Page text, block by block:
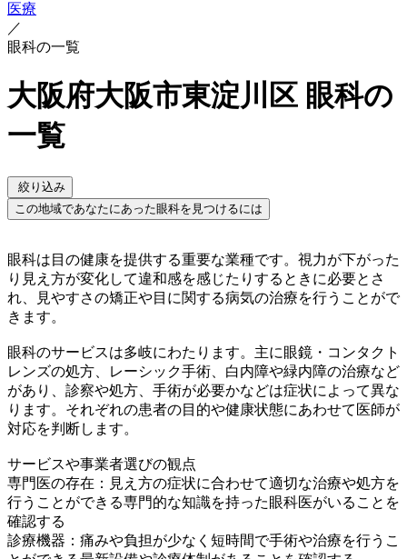
医療
／
眼科の一覧
大阪府大阪市東淀川区 眼科の
一覧
絞り込み
この地域であなたにあった眼科を見つけるには
眼科は目の健康を提供する重要な業種です。視力が下がった
り見え方が変化して違和感を感じたりするときに必要とさ
れ、見やすさの矯正や目に関する病気の治療を行うことがで
きます。
眼科のサービスは多岐にわたります。主に眼鏡・コンタクト
レンズの処方、レーシック手術、白内障や緑内障の治療など
があり、診察や処方、手術が必要かなどは症状によって異な
ります。それぞれの患者の目的や健康状態にあわせて医師が
対応を判断します。
サービスや事業者選びの観点
専門医の存在：見え方の症状に合わせて適切な治療や処方を
行うことができる専門的な知識を持った眼科医がいることを
確認する
診療機器：痛みや負担が少なく短時間で手術や治療を行うこ